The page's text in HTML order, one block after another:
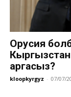
Орусия
Кыргызстан
аргасыз?
kloopkyrgyz - 07/07/